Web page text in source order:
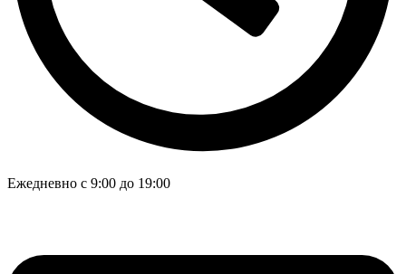
Ежедневно с 9:00 до 19:00